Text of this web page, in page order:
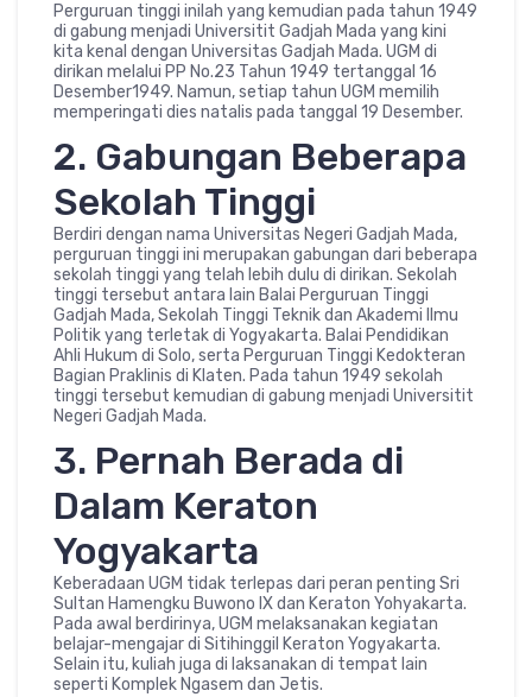
Perguruan tinggi inilah yang kemudian pada tahun 1949
di gabung menjadi Universitit Gadjah Mada yang kini
kita kenal dengan Universitas Gadjah Mada. UGM di
dirikan melalui PP No.23 Tahun 1949 tertanggal 16
Desember1949. Namun, setiap tahun UGM memilih
memperingati dies natalis pada tanggal 19 Desember.
2. Gabungan Beberapa
Sekolah Tinggi
Berdiri dengan nama Universitas Negeri Gadjah Mada,
perguruan tinggi ini merupakan gabungan dari beberapa
sekolah tinggi yang telah lebih dulu di dirikan. Sekolah
tinggi tersebut antara lain Balai Perguruan Tinggi
Gadjah Mada, Sekolah Tinggi Teknik dan Akademi Ilmu
Politik yang terletak di Yogyakarta. Balai Pendidikan
Ahli Hukum di Solo, serta Perguruan Tinggi Kedokteran
Bagian Praklinis di Klaten. Pada tahun 1949 sekolah
tinggi tersebut kemudian di gabung menjadi Universitit
Negeri Gadjah Mada.
3. Pernah Berada di
Dalam Keraton
Yogyakarta
Keberadaan UGM tidak terlepas dari peran penting Sri
Sultan Hamengku Buwono IX dan Keraton Yohyakarta.
Pada awal berdirinya, UGM melaksanakan kegiatan
belajar-mengajar di Sitihinggil Keraton Yogyakarta.
Selain itu, kuliah juga di laksanakan di tempat lain
seperti Komplek Ngasem dan Jetis.